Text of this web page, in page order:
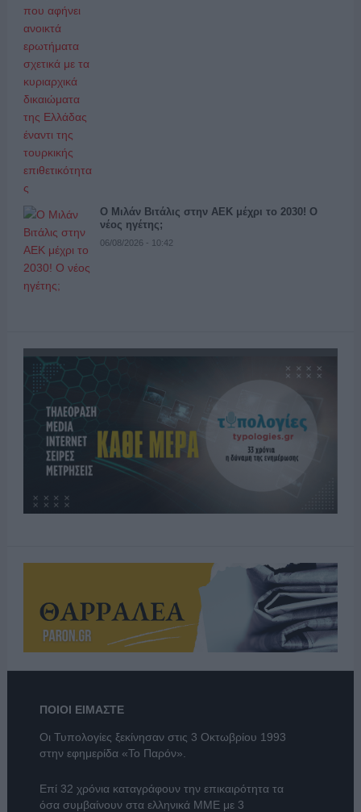
Ο Μιλάν Βιτάλις στην ΑΕΚ μέχρι το 2030! Ο
νέος ηγέτης;
06/08/2026 - 10:42
ΠΟΙΟΙ ΕΙΜΑΣΤΕ
Οι Τυπολογίες ξεκίνησαν στις 3 Οκτωβρίου 1993
στην εφημερίδα «Το Παρόν».
Επί 32 χρόνια καταγράφουν την επικαιρότητα τα
όσα συμβαίνουν στα ελληνικά ΜΜΕ με 3